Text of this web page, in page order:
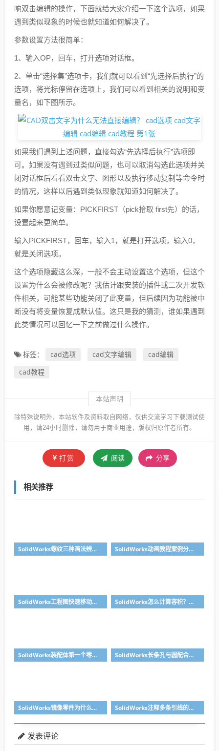
响双击编辑的操作，下面就给大家介绍一下这个选项，如果
遇到类似现象的时候也就知道如何解决了。
参数设置方法很简单：
1、输入OP，回车，打开选项对话框。
2、单击“选择集”选项卡，我们就可以看到“先选择后执行”的
选项，将光标停留在选项上，我们可以看到相关的说明和变
量名，如下图所示。
如果我们遇到上述问题，直接勾选“先选择后执行”选项即
可。如果没有遇到过类似问题，也可以取消勾选此选项并关
闭对话框后看看双击文字、图形以及执行移动复制等命令时
的情况，这样以后遇到类似现象就知道如何解决了。
如果你愿意记变量：PICKFIRST（pick拾取 first先）的话，
设置起来更简单。
输入PICKFIRST，回车，输入1，就是打开选项，输入0，
就是关闭选项。
这个选项隐藏这么深，一般不会主动设置这个选项，但这个
设置为什么会被修改呢？我估计跟安装的插件或二次开发软
件相关，可能某些功能关闭了此变量，但后续因为功能被中
断没有将变量恢复成默认值。这只是我的猜测，谁如果遇到
此类情况可以回忆一下之前做过什么操作。
标签： cad选项 cad文字编辑
cad编辑
cad教程
本站声明
除特殊说明外，本站软件及资料取自网络，仅供交流学习下载测试使
用，请24小时删除，请勿用于商业用途，版权归原作者所有。
打赏 阅读 分享
相关推荐
SolidWorks螺纹三种画法辨析异同：装饰螺纹线、螺柱向导、螺纹特征 SolidWorks动画教程案例分享之圆管分料动画，重力自然滑落
SolidWorks工程图快速移动视图位置技巧，溪风实战分享 SolidWorks怎么计算容积？容器的体积？
SolidWorks装配体第一个零件怎么固定到中心原点？90%的人一开始就做错了 SolidWorks长条孔与圆配合，槽口与圆配合超快方法
SolidWorks镜像零件为什么不对称？镜像命令使用详解 SolidWorks注释多条引线的方法步骤
发表评论